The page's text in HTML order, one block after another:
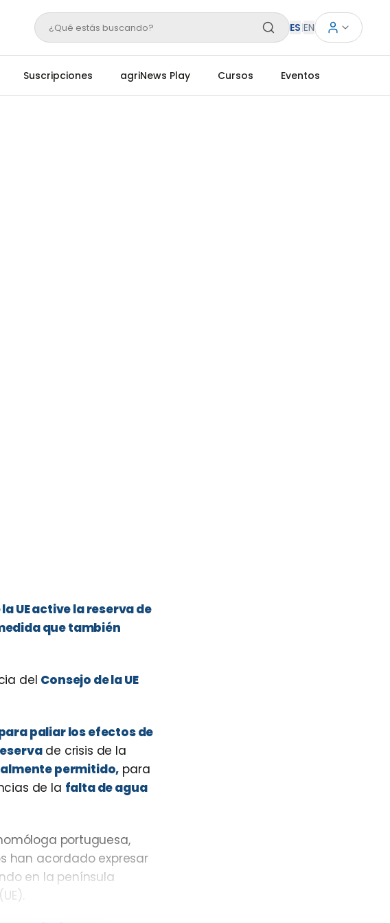
¿Qué estás buscando? ES|EN
Suscripciones agriNews Play Cursos Eventos
UE active la reserva de
que también
del Consejo de la UE
paliar los efectos de
de crisis de la
permitido, para
de la falta de agua
portuguesa,
han acordado expresar
en la península